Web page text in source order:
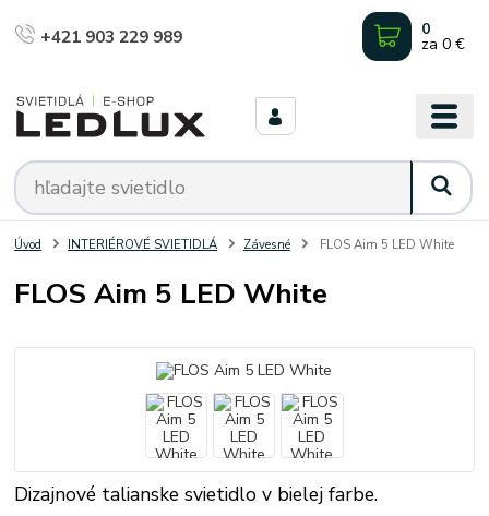
+421 903 229 989 0
za 0 €
Úvod INTERIÉROVÉ SVIETIDLÁ Závesné FLOS Aim 5 LED White
FLOS Aim 5 LED White
Dizajnové talianske svietidlo v bielej farbe.